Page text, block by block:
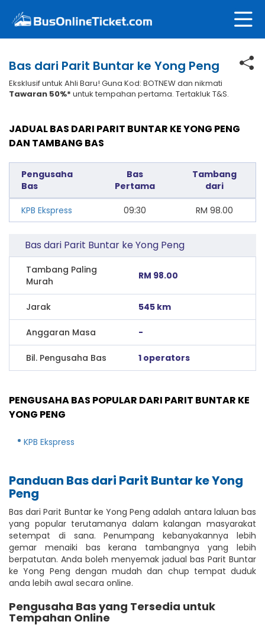
Bas dari Parit Buntar ke Yong Peng
Eksklusif untuk Ahli Baru! Guna Kod: BOTNEW dan nikmati
Tawaran 50%* untuk tempahan pertama. Tertakluk T&S.
JADUAL BAS DARI PARIT BUNTAR KE YONG PENG
DAN TAMBANG BAS
Pengusaha
Bas
Bas
Pertama
Tambang
dari
KPB Ekspress 09:30 RM 98.00
Bas dari Parit Buntar ke Yong Peng
Tambang Paling
Murah
RM 98.00
Jarak 545 km
Anggaran Masa -
Bil. Pengusaha Bas 1 operators
PENGUSAHA BAS POPULAR DARI PARIT BUNTAR KE
YONG PENG
KPB Ekspress
Panduan Bas dari Parit Buntar ke Yong
Peng
Bas dari Parit Buntar ke Yong Peng adalah antara laluan bas
yang popular terutamanya dalam kalangan masyarakat
setempat di sana. Penumpang kebanyakannya lebih
gemar menaiki bas kerana tambangnya yang lebih
berpatutan. Anda boleh menyemak jadual bas Parit Buntar
ke Yong Peng dengan mudah dan chup tempat duduk
anda lebih awal secara online.
Pengusaha Bas yang Tersedia untuk
Tempahan Online